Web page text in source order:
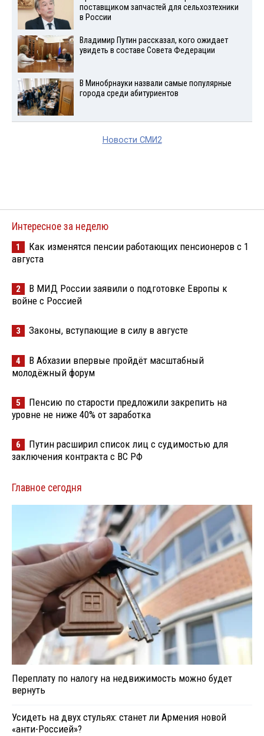
поставщиком запчастей для сельхозтехники
в России
Владимир Путин рассказал, кого ожидает
увидеть в составе Совета Федерации
В Минобрнауки назвали самые популярные
города среди абитуриентов
Новости СМИ2
Интересное за неделю
1
Как изменятся пенсии работающих пенсионеров с 1
августа
2
В МИД России заявили о подготовке Европы к
войне с Россией
3 Законы, вступающие в силу в августе
4
В Абхазии впервые пройдёт масштабный
молодёжный форум
5
Пенсию по старости предложили закрепить на
уровне не ниже 40% от заработка
6
Путин расширил список лиц с судимостью для
заключения контракта с ВС РФ
Главное сегодня
Переплату по налогу на недвижимость можно будет
вернуть
Усидеть на двух стульях: станет ли Армения новой
«анти-Россией»?